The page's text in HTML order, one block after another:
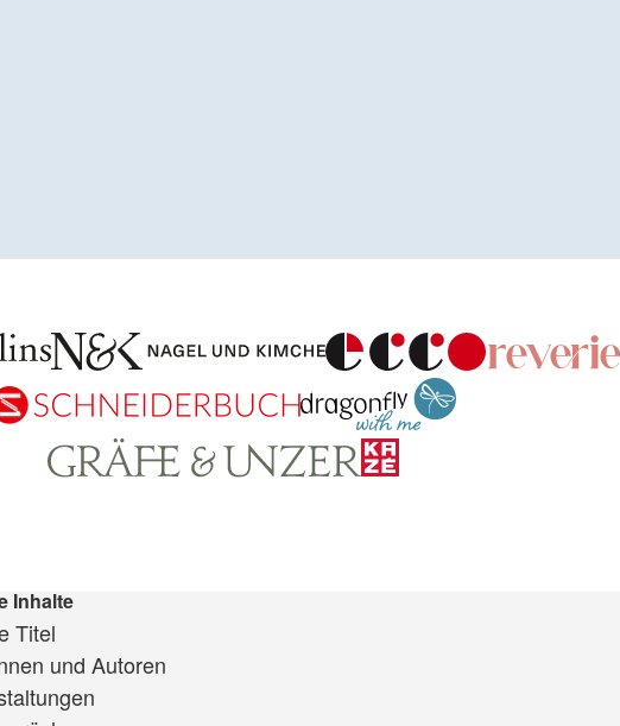
Inhalte
Titel
und Autoren